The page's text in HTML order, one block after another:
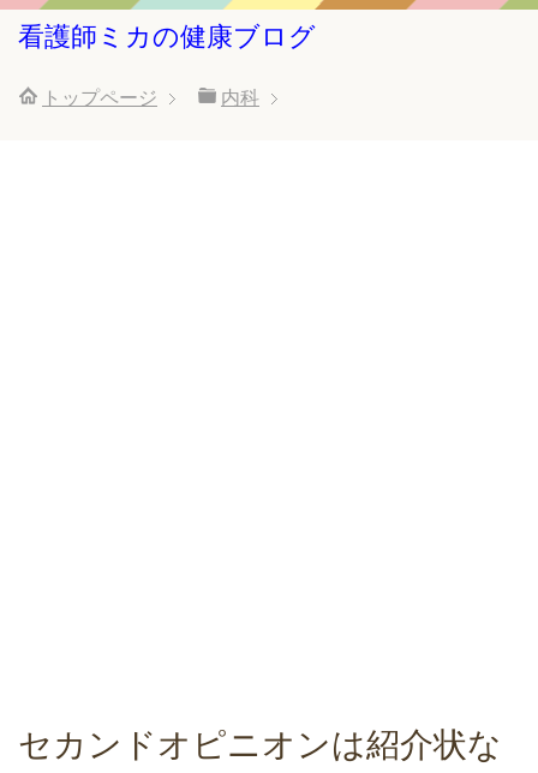
看護師ミカの健康ブログ
トップページ 内科
セカンドオピニオンは紹介状な